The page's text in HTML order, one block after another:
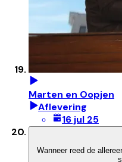
Marten en Oopjen
Aflevering
16 jul 25
Wanneer reed de